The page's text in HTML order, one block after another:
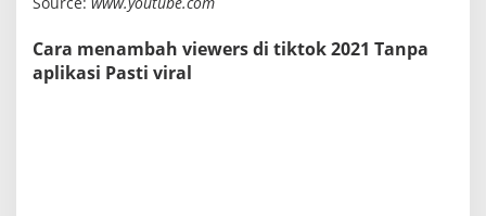
Cara menambah viewers di tiktok 2021 Tanpa
aplikasi Pasti viral